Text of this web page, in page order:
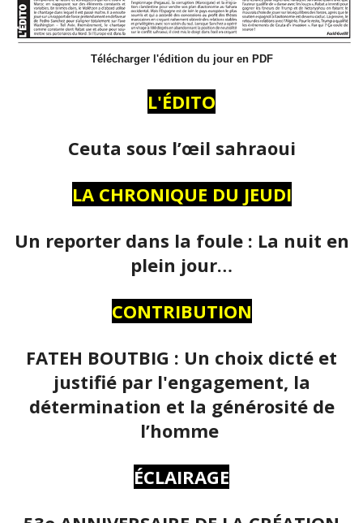
Télécharger l'édition du jour en PDF
L'ÉDITO
Ceuta sous l’œil sahraoui
LA CHRONIQUE DU JEUDI
Un reporter dans la foule : La nuit en
plein jour…
CONTRIBUTION
FATEH BOUTBIG : Un choix dicté et
justifié par l'engagement, la
détermination et la générosité de
l’homme
ÉCLAIRAGE